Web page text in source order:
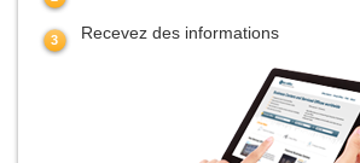
Recevez des informations